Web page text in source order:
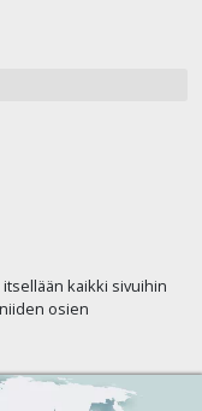
itsellään kaikki sivuihin
osien